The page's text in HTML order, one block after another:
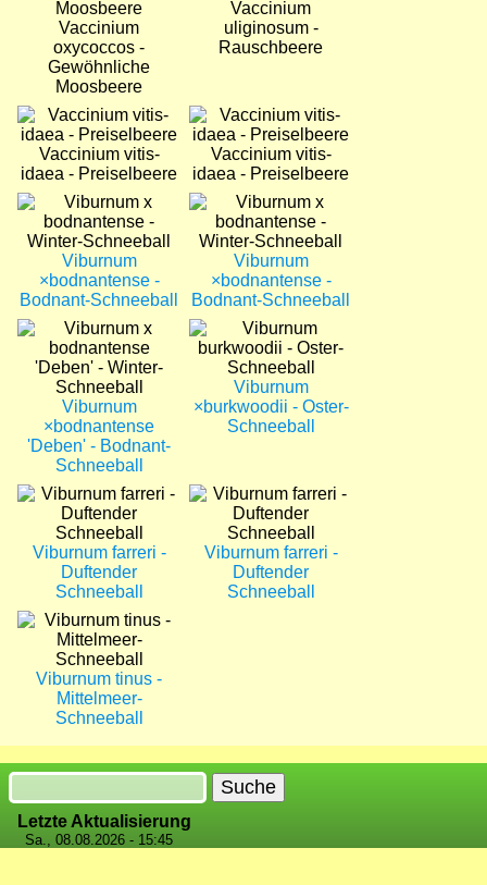
Vaccinium
oxycoccos -
Gewöhnliche
Moosbeere
Vaccinium
uliginosum -
Rauschbeere
Bild
Vaccinium vitis-
idaea - Preiselbeere
Bild
Vaccinium vitis-
idaea - Preiselbeere
Bild
Viburnum
×bodnantense -
Bodnant-Schneeball
Bild
Viburnum
×bodnantense -
Bodnant-Schneeball
Bild
Viburnum
×bodnantense
'Deben' - Bodnant-
Schneeball
Bild
Viburnum
×burkwoodii - Oster-
Schneeball
Bild
Viburnum farreri -
Duftender
Schneeball
Bild
Viburnum farreri -
Duftender
Schneeball
Bild
Viburnum tinus -
Mittelmeer-
Schneeball
Suche
Letzte Aktualisierung
Sa., 08.08.2026 - 15:45